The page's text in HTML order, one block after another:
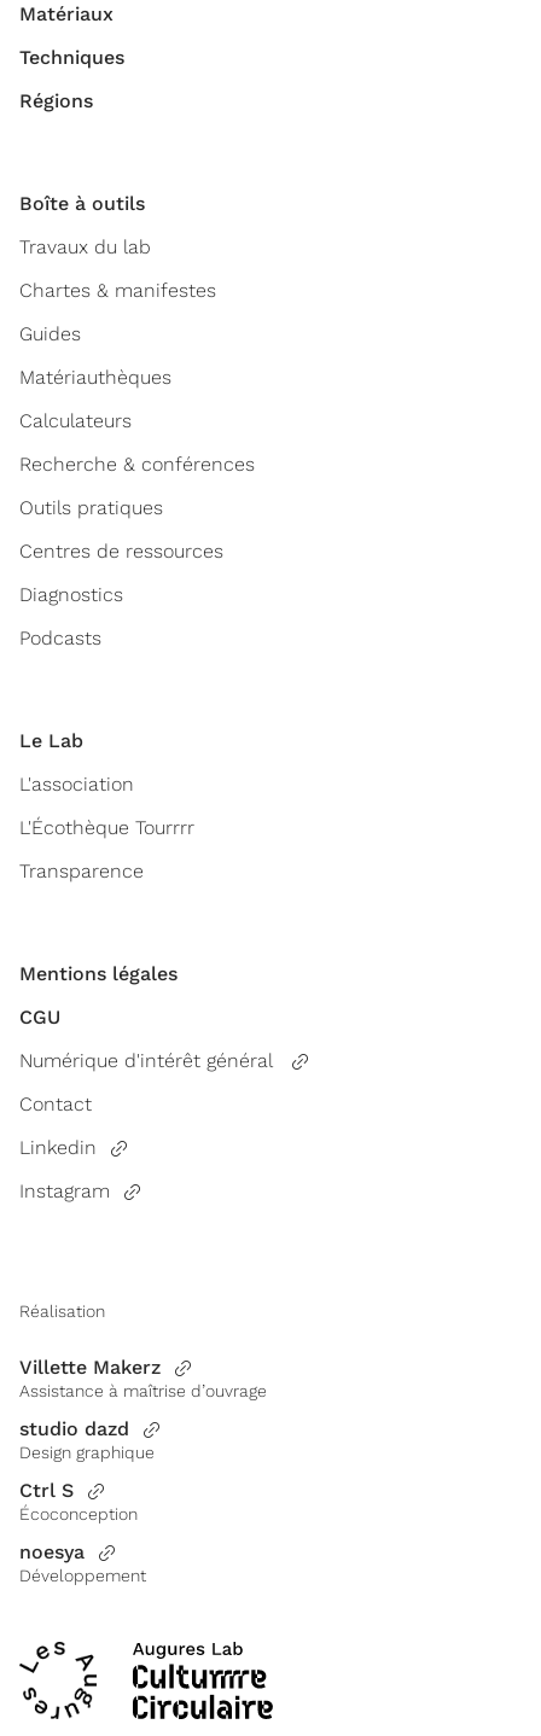
Matériaux
Techniques
Régions
Boîte à outils
Travaux du lab
Chartes & manifestes
Guides
Matériauthèques
Calculateurs
Recherche & conférences
Outils pratiques
Centres de ressources
Diagnostics
Podcasts
Le Lab
L'association
L'Écothèque Tourrrr
Transparence
Mentions légales
CGU
Numérique d'intérêt général
Contact
Linkedin
Instagram
Réalisation
Villette Makerz
Assistance à maîtrise d’ouvrage
studio dazd
Design graphique
Ctrl S
Écoconception
noesya
Développement